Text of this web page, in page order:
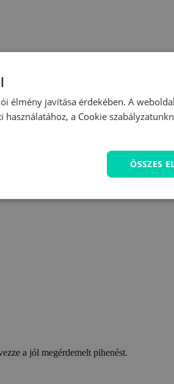
a jól megérdemelt pihenést.
élmény javítása érdekében. A
használatához, a Cookie
ÖSSZES